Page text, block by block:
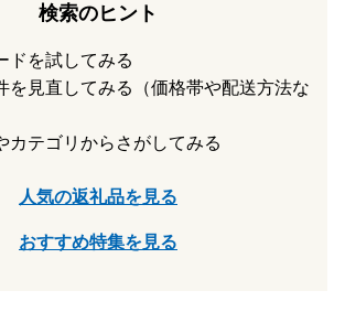
検索のヒント
ドを試してみる
を見直してみる（価格帯や配送方法な
カテゴリからさがしてみる
人気の返礼品を見る
おすすめ特集を見る